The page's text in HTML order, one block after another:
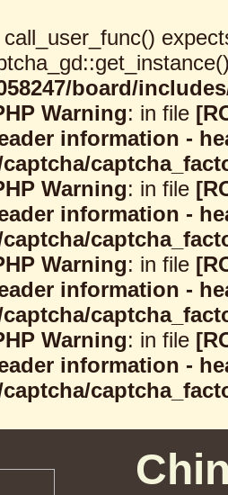
call_user_func()
board/
Warning: in file
information -
Warning: in file
information -
Warning: in file
information -
Warning: in file
information -